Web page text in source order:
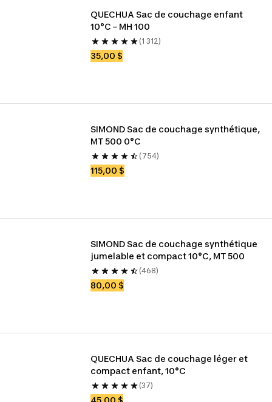
QUECHUA Sac de couchage enfant
10°C – MH 100
(1 312)
35,00 $
SIMOND Sac de couchage synthétique,
MT 500 0°C
(754)
115,00 $
SIMOND Sac de couchage synthétique
jumelable et compact 10°C, MT 500
(468)
80,00 $
QUECHUA Sac de couchage léger et
compact enfant, 10°C
(37)
45,00 $